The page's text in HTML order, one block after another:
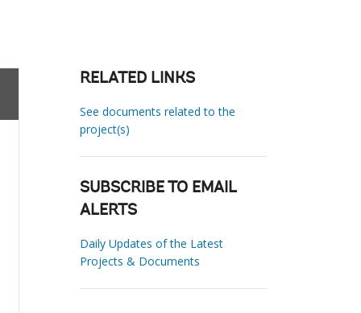
RELATED LINKS
See documents related to the
project(s)
SUBSCRIBE TO EMAIL
ALERTS
Daily Updates of the Latest
Projects & Documents